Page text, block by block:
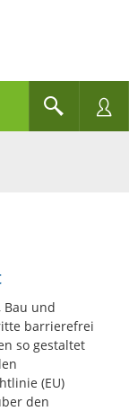
Bau und
barrierefrei
so gestaltet
(EU)
den